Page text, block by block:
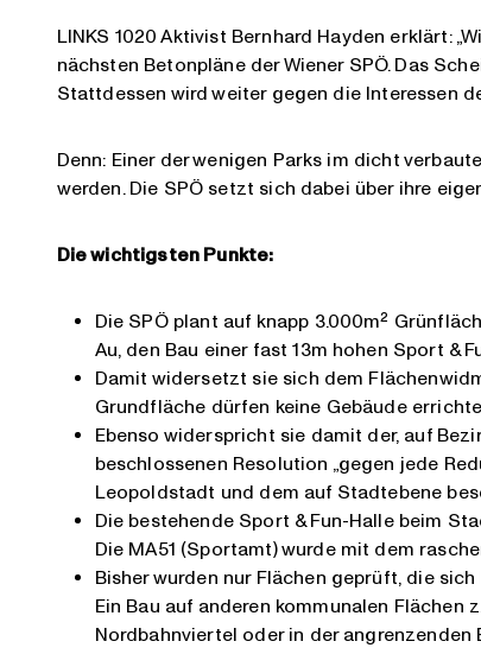
LINKS 1020 Aktivist Bernhard Hayden erklärt:
nächsten Betonpläne der Wiener SPÖ. Das
Stattdessen wird weiter gegen die Interessen
Denn: Einer der wenigen Parks im dicht
werden. Die SPÖ setzt sich dabei über ihre
Die wichtigsten Punkte:
Die SPÖ plant auf knapp 3.000m²
Au, den Bau einer fast 13m hohen Sport &
Damit widersetzt sie sich dem
Grundfläche dürfen keine Gebäude
Ebenso widerspricht sie damit der, auf
beschlossenen Resolution „gegen jede
Leopoldstadt und dem auf Stadtebene
Die bestehende Sport & Fun-Halle beim
Die MA51 (Sportamt) wurde mit dem
Bisher wurden nur Flächen geprüft, die
Ein Bau auf anderen kommunalen
Nordbahnviertel oder in der